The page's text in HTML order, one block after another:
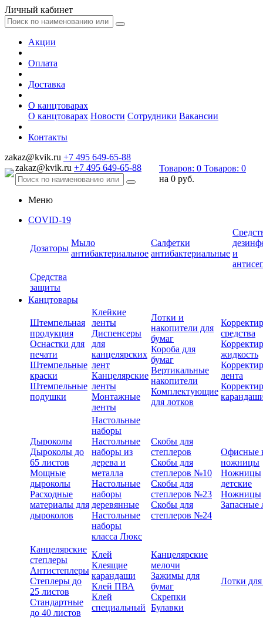
Личный кабинет
Акции
Оплата
Доставка
О канцтоварах
О канцтоварах Новости Сотрудники Вакансии
Контакты
zakaz@kvik.ru +7 495 649-65-88
zakaz@kvik.ru +7 495 649-65-88 Товаров: 0 Товаров: 0
на 0 руб.
Меню
COVID-19
Дозаторы
Мыло
антибактериальное
Салфетки
антибактериальные и
Средства
защиты
Канцтовары
Штемпельная
продукция
Оснастки для
печати
Штемпельные
краски
Штемпельные
подушки
Клейкие
ленты
Диспенсеры
для
канцелярских
лент
Канцелярские
ленты
Монтажные
ленты
Лотки и
накопители для
бумаг
Короба для
бумаг
Вертикальные
накопители
Комплектующие
для лотков
средства
жидкость
лента
Дыроколы
Дыроколы до
65 листов
Мощные
дыроколы
Расходные
материалы для
дыроколов
Настольные
наборы
Настольные
наборы из
дерева и
металла
Настольные
наборы
деревянные
Настольные
наборы
класса Люкс
Скобы для
степлеров
Скобы для
степлеров №10
Скобы для
степлеров №23
Скобы для
степлеров №24
Офисные
ножницы
Ножницы
детские
Ножницы
Запасные
Канцелярские
степлеры
Антистеплеры
Степлеры до
25 листов
Стандартные
до 40 листов
Клей
Клеящие
карандаши
Клей ПВА
Клей
специальный
Канцелярские
мелочи
Зажимы для
бумаг
Скрепки
Булавки
Лотки